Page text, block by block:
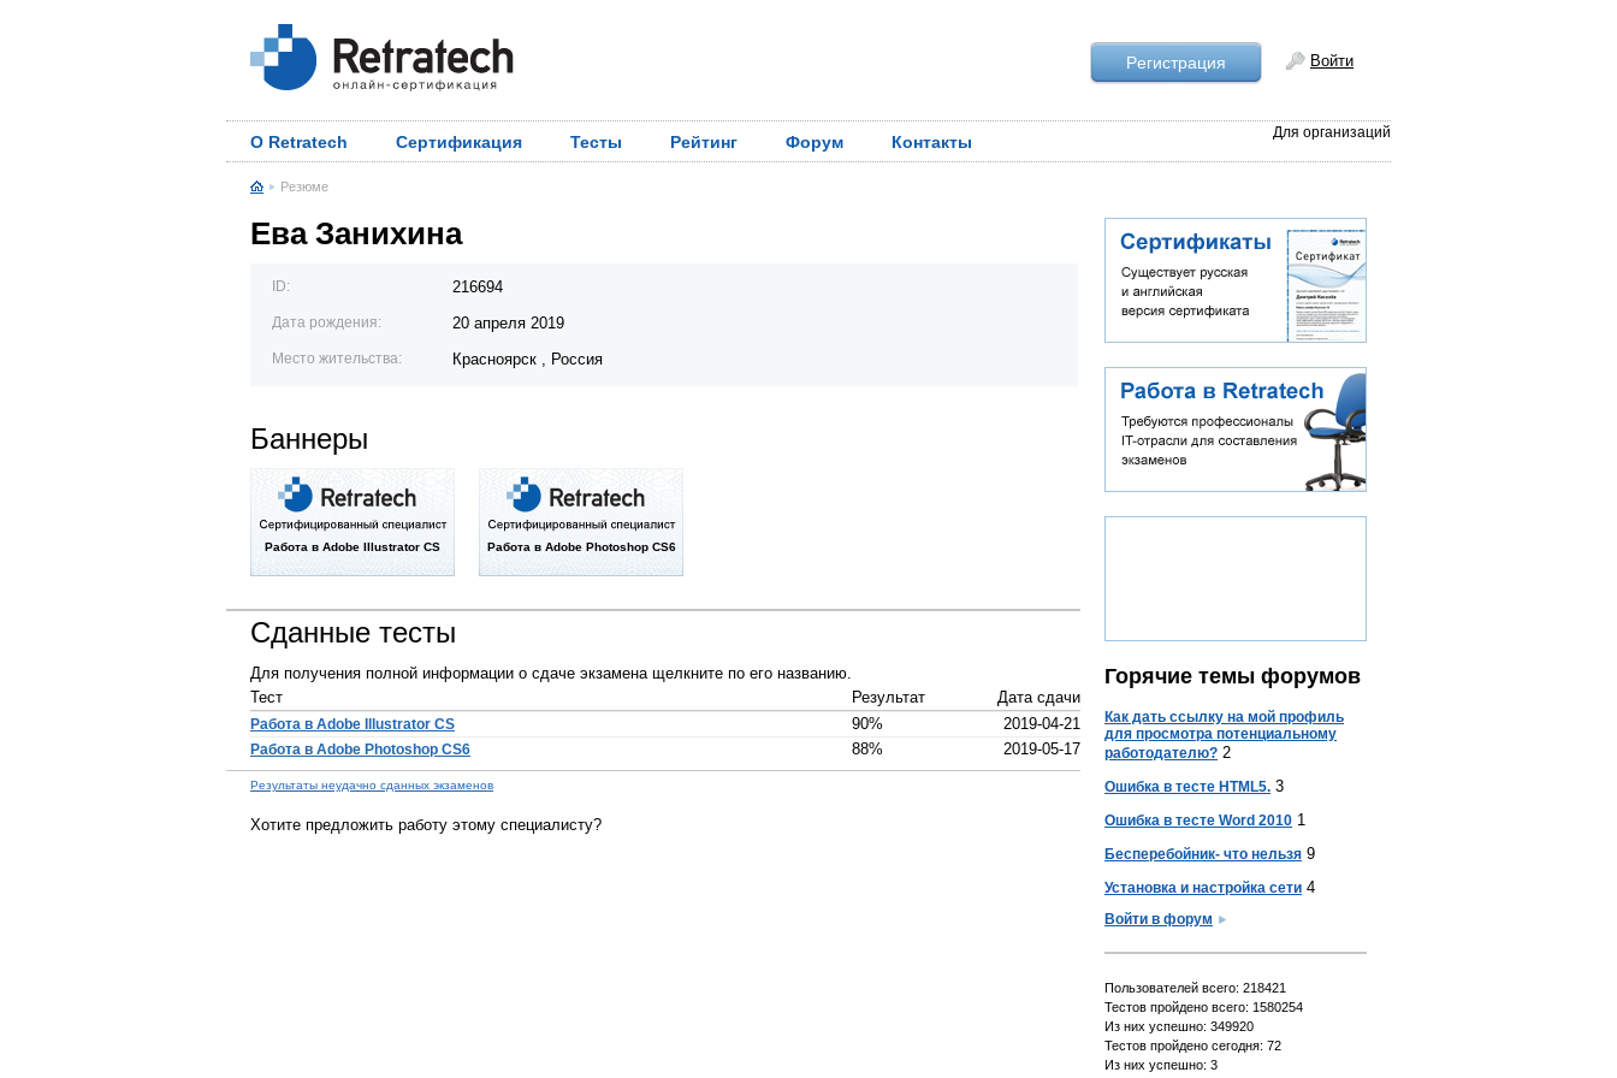
Рeгистрация Войти
Для организаций
О Retratech Сертификация Тесты Рейтинг Форум Контакты
Резюме
Ева Занихина
ID: 216694
Дата рождения: 20 апреля 2019
Место жительства: Красноярск , Россия
Баннеры
Работа в Adobe Illustrator CS Работа в Adobe Photoshop CS6
Сданные тесты
Для получения полной информации о сдаче экзамена щелкните по его названию.
Тест
Результат Дата сдачи
Работа в Adobe Illustrator CS 90% 2019-04-21
Работа в Adobe Photoshop CS6 88% 2019-05-17
Результаты неудачно сданных экзаменов
Хотите предложить работу этому специалисту?
Горячие темы форумов
Как дать ссылку на мой профиль
для просмотра потенциальному
работодателю? 2
Ошибка в тесте HTML5. 3
Ошибка в тесте Word 2010 1
Бесперебойник- что нельзя 9
Установка и настройка сети 4
Войти в форум
Пользователей всего: 218421
Тестов пройдено всего: 1580254
Из них успешно: 349920
Тестов пройдено сегодня: 72
Из них успешно: 3